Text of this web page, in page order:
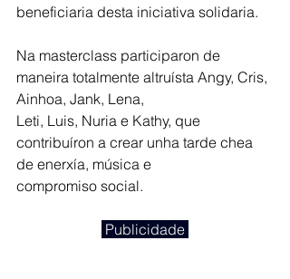
beneficiaria desta iniciativa solidaria.
Na masterclass participaron de
maneira totalmente altruísta Angy, Cris,
Ainhoa, Jank, Lena,
Leti, Luis, Nuria e Kathy, que
contribuíron a crear unha tarde chea
de enerxía, música e
compromiso social.
Publicidade